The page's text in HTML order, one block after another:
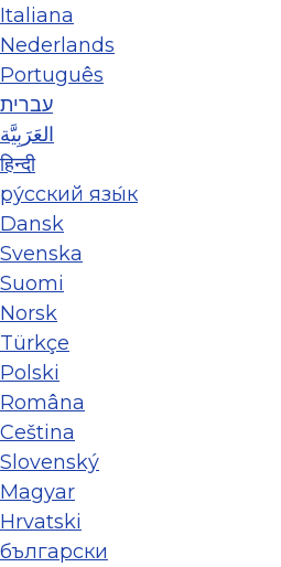
Italiana
Nederlands
Português
עברית
العَرَبِيَّة
हिन्दी
ру́сский язы́к
Dansk
Svenska
Suomi
Norsk
Türkçe
Polski
Româna
Ceština
Slovenský
Magyar
Hrvatski
български